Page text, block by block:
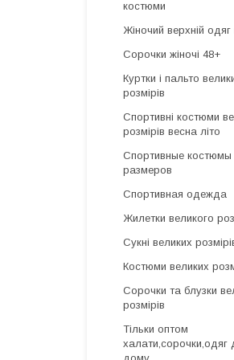
костюми
Жіночий верхній
Сорочки жіночі 48+
Куртки і пальто
розмірів
Спортивні костюми
розмірів весна літо
Спортивные
размеров
Спортивная одежда
Жилетки великого
Сукні великих
Костюми великих
Сорочки та блузки
розмірів
Тільки оптом
халати,сорочки,одяг